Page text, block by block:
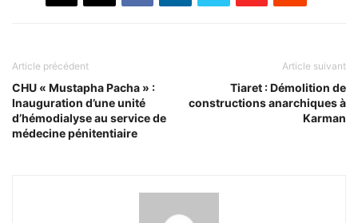
Article précédent
CHU « Mustapha Pacha » :
Inauguration d’une unité
d’hémodialyse au service de
médecine pénitentiaire
Article suivant
Tiaret : Démolition de
constructions anarchiques à
Karman